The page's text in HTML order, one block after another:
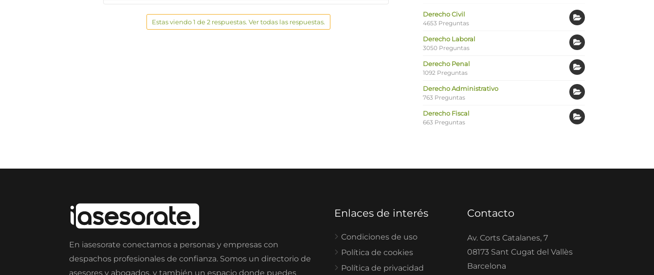
Estas viendo 1 de 2 respuestas. Ver todas las respuestas.
Derecho Civil
4653 Preguntas
Derecho Laboral
3050 Preguntas
Derecho Penal
1092 Preguntas
Derecho Administrativo
763 Preguntas
Derecho Fiscal
663 Preguntas
En iasesorate conectamos a personas y empresas con
despachos profesionales de confianza. Somos un directorio de
asesores y abogados, y también un espacio donde puedes
Enlaces de interés
Condiciones de uso
Política de cookies
Política de privacidad
Contacto
Av. Corts Catalanes, 7
08173 Sant Cugat del Vallès
Barcelona